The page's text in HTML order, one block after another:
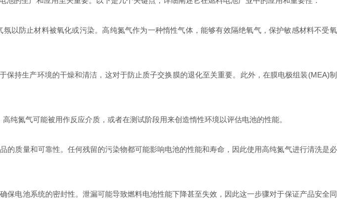
防止材料被氧化或污染。高纯氮气作为一种惰性气体，能够有效隔绝氧气，保护敏感材料不受氧
生产环境的干燥和清洁，这对于防止质子交换膜的退化至关重要。此外，在膜电极组装(MEA)制
氮气可能被用作反应介质，或者在测试阶段用来创造惰性环境以评估电池的性能。
质量和可靠性。任何残留的污染物都可能影响电池的性能和寿命，因此使用高纯氮气进行清洗是必
电池系统的密封性。泄漏可能导致燃料电池性能下降甚至失效，因此这一步骤对于保证产品安全同